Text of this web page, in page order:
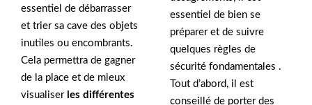
essentiel de débarrasser
et trier sa cave des objets
inutiles ou encombrants.
Cela permettra de gagner
de la place et de mieux
visualiser les différentes
essentiel de bien se
préparer et de suivre
quelques règles de
sécurité fondamentales .
Tout d’abord, il est
conseillé de porter des